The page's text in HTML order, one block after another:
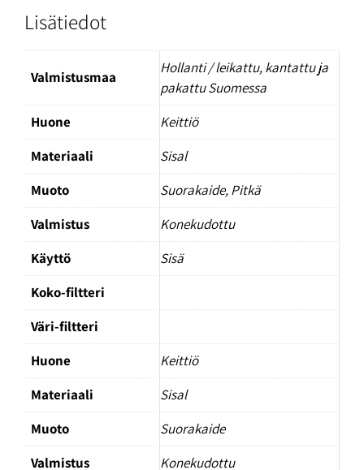
Lisätiedot
Valmistusmaa
Hollanti / leikattu, kantattu ja
pakattu Suomessa
Huone
Keittiö
Materiaali
Sisal
Muoto
Suorakaide, Pitkä
Valmistus
Konekudottu
Käyttö
Sisä
Koko-filtteri
Väri-filtteri
Huone
Keittiö
Materiaali
Sisal
Muoto
Suorakaide
Valmistus
Konekudottu